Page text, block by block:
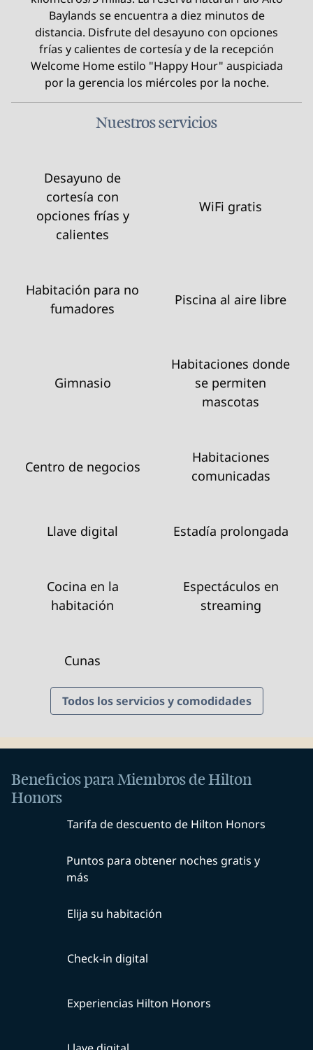
Baylands se encuentra a diez minutos de
distancia. Disfrute del desayuno con opciones
frías y calientes de cortesía y de la recepción
Welcome Home estilo "Happy Hour" auspiciada
por la gerencia los miércoles por la noche.
Nuestros servicios
Desayuno de
cortesía con
opciones frías y
calientes
WiFi gratis
Habitación para no
fumadores
Piscina al aire libre
Gimnasio
Habitaciones donde
se permiten
mascotas
Centro de negocios
Habitaciones
comunicadas
Llave digital Estadía prolongada
Cocina en la
habitación
Espectáculos en
streaming
Cunas
Todos los servicios y comodidades
Beneficios para Miembros de Hilton
Honors
Tarifa de descuento de Hilton Honors
Puntos para obtener noches gratis y
más
Elija su habitación
Check-in digital
Experiencias Hilton Honors